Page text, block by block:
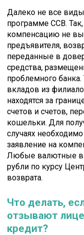
Далеко не все
программе ССВ.
компенсацию не
предъявителя,
переданные в
средства,
проблемного
вкладов из
находятся за
счетов и счетов,
кошельки. Для
случаях
заявление на
Любые валютные
рубли по курсу
возврата.
Что делать,
отзывают
кредит?